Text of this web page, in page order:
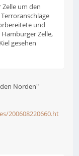
um den
und
Zelle,
gesehen
Norden"
200608220660.ht